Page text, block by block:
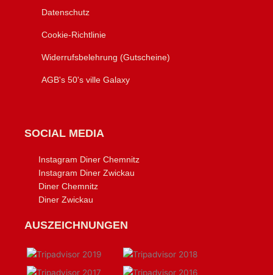
Datenschutz
Cookie-Richtlinie
Widerrufsbelehrung (Gutscheine)
AGB's 50's ville Galaxy
SOCIAL MEDIA
Instagram Diner Chemnitz
Instagram Diner Zwickau
Diner Chemnitz
Diner Zwickau
AUSZEICHNUNGEN